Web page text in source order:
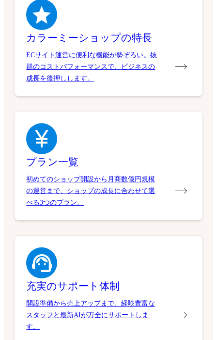
カラーミーショップの特長
ECサイト運営に便利な機能が勢ぞろい。抜
群のコストパフォーマンスで、ビジネスの
成長を後押しします。
プラン一覧
初めてのショップ開設から月商数億円規模
の運営まで、ショップの成長に合わせて選
べる3つのプラン。
充実のサポート体制
開設準備から売上アップまで、経験豊富な
スタッフと最新AIが万全にサポートしま
す。